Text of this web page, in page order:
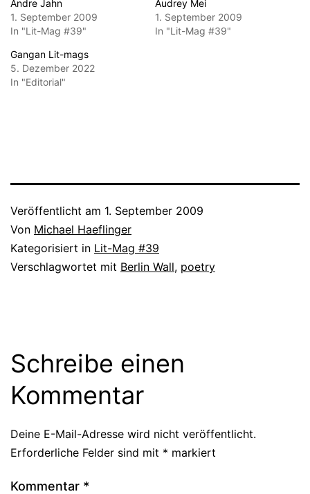
Andre Jahn
1. September 2009
In "Lit-Mag #39"
Audrey Mei
1. September 2009
In "Lit-Mag #39"
Gangan Lit-mags
5. Dezember 2022
In "Editorial"
Veröffentlicht am 1. September 2009
Von Michael Haeflinger
Kategorisiert in Lit-Mag #39
Verschlagwortet mit Berlin Wall, poetry
Schreibe einen
Kommentar
Deine E-Mail-Adresse wird nicht veröffentlicht.
Erforderliche Felder sind mit * markiert
Kommentar *